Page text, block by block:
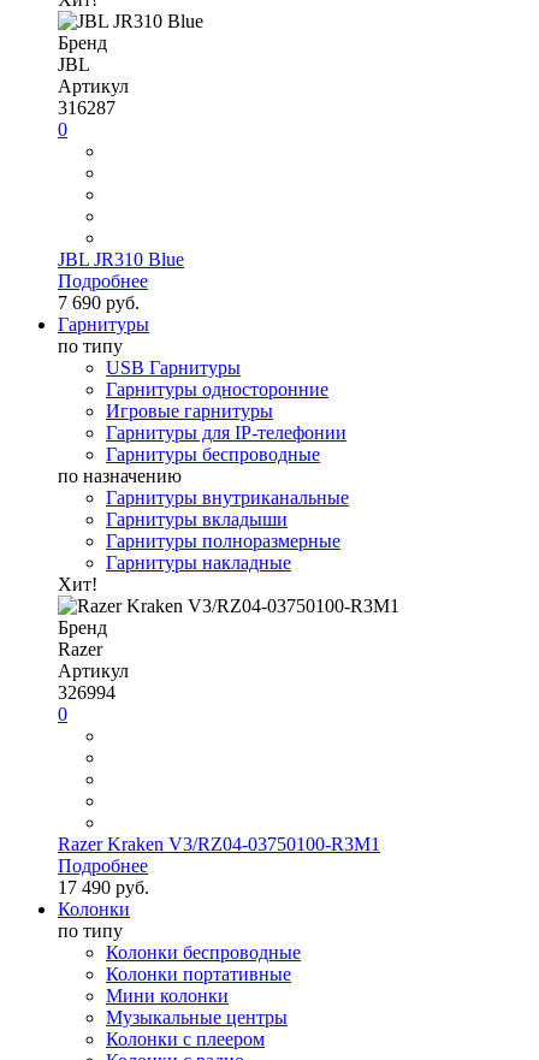
Бренд
JBL
Артикул
316287
0
JBL JR310 Blue
Подробнее
7 690 руб.
Гарнитуры
по типу
USB Гарнитуры
Гарнитуры односторонние
Игровые гарнитуры
Гарнитуры для IP-телефонии
Гарнитуры беспроводные
по назначению
Гарнитуры внутриканальные
Гарнитуры вкладыши
Гарнитуры полноразмерные
Гарнитуры накладные
Хит!
Бренд
Razer
Артикул
326994
0
Razer Kraken V3/RZ04-03750100-R3M1
Подробнее
17 490 руб.
Колонки
по типу
Колонки беспроводные
Колонки портативные
Мини колонки
Музыкальные центры
Колонки с плеером